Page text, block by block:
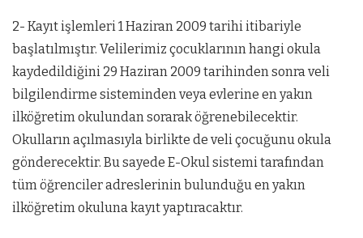
2- Kayıt işlemleri 1 Haziran 2009 tarihi itibariyle
başlatılmıştır. Velilerimiz çocuklarının hangi okula
kaydedildiğini 29 Haziran 2009 tarihinden sonra veli
bilgilendirme sisteminden veya evlerine en yakın
ilköğretim okulundan sorarak öğrenebilecektir.
Okulların açılmasıyla birlikte de veli çocuğunu okula
gönderecektir. Bu sayede E-Okul sistemi tarafından
tüm öğrenciler adreslerinin bulunduğu en yakın
ilköğretim okuluna kayıt yaptıracaktır.